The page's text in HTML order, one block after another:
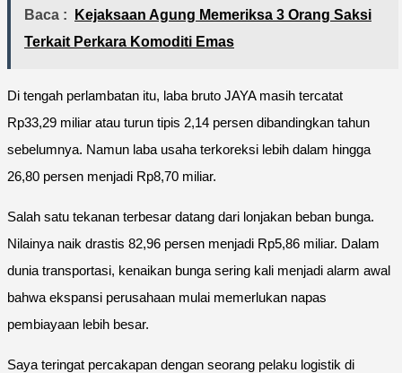
Baca :
Kejaksaan Agung Memeriksa 3 Orang Saksi
Terkait Perkara Komoditi Emas
Di tengah perlambatan itu, laba bruto JAYA masih tercatat
Rp33,29 miliar atau turun tipis 2,14 persen dibandingkan tahun
sebelumnya. Namun laba usaha terkoreksi lebih dalam hingga
26,80 persen menjadi Rp8,70 miliar.
Salah satu tekanan terbesar datang dari lonjakan beban bunga.
Nilainya naik drastis 82,96 persen menjadi Rp5,86 miliar. Dalam
dunia transportasi, kenaikan bunga sering kali menjadi alarm awal
bahwa ekspansi perusahaan mulai memerlukan napas
pembiayaan lebih besar.
Saya teringat percakapan dengan seorang pelaku logistik di